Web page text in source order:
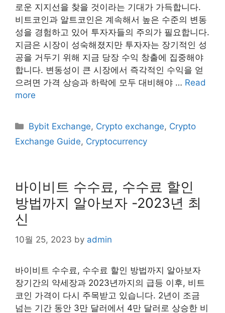
로운 지지선을 찾을 것이라는 기대가 가득합니다.
비트코인과 알트코인은 계속해서 높은 수준의 변동
성을 경험하고 있어 투자자들의 주의가 필요합니다.
지금은 시장이 성숙해졌지만 투자자는 장기적인 성
공을 거두기 위해 지금 당장 수익 창출에 집중해야
합니다. 변동성이 큰 시장에서 즉각적인 수익을 얻
으려면 가격 상승과 하락에 모두 대비해야 … Read
more
Categories
Bybit Exchange, Crypto exchange, Crypto
Exchange Guide, Cryptocurrency
바이비트 수수료, 수수료 할인
방법까지 알아보자 -2023년 최
신
10월 25, 2023 by admin
바이비트 수수료, 수수료 할인 방법까지 알아보자
장기간의 약세장과 2023년까지의 급등 이후, 비트
코인 가격이 다시 주목받고 있습니다. 2년이 조금
넘는 기간 동안 3만 달러에서 4만 달러로 상승한 비